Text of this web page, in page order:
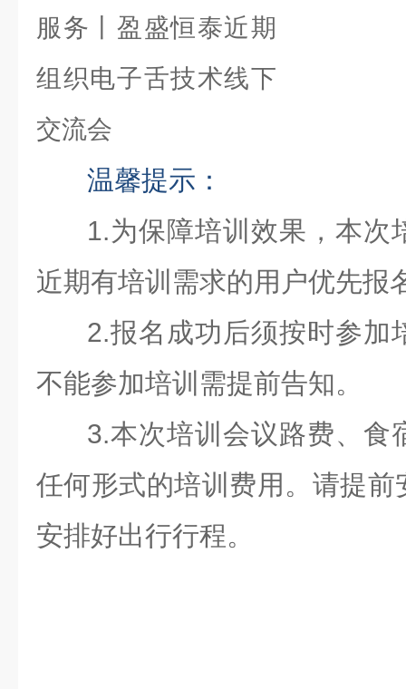
温馨提示：
1.为保障培训效果，本次
近期有培训需求的用户优先报
2.报名成功后须按时参加
不能参加培训需提前告知。
3.本次培训会议路费、食
任何形式的培训费用。请提
安排好出行行程。